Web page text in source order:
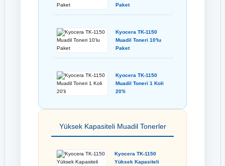
Paket
Kyocera TK-1150
Muadil Toneri 10'lu
Paket
Kyocera TK-1150
Muadil Toneri 1 Koli
20'li
Yüksek Kapasiteli Muadil Tonerler
Kyocera TK-1150
Yüksek Kapasiteli